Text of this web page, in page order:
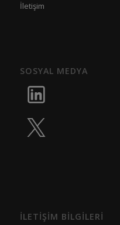
İletişim
SOSYAL MEDYA
İLETİŞİM BİLGİLERİ